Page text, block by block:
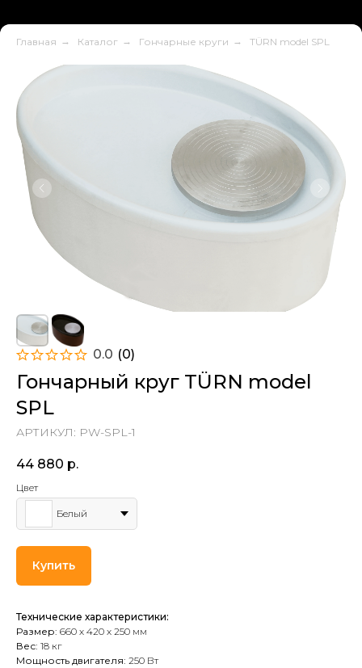
Главная → Каталог → Гончарные круги → TÜRN model SPL
0.0 (0)
Гончарный круг TÜRN model
SPL
АРТИКУЛ: PW-SPL-1
44 880 р.
Цвет
Белый
Купить
Технические характеристики:
Размер: 660 х 420 х 250 мм
Вес: 18 кг
Мощность двигателя: 250 Вт